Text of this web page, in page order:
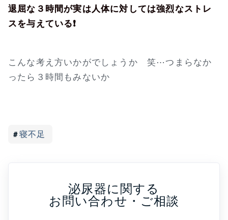
退屈な３時間が実は人体に対しては強烈なストレ
スを与えている❗
こんな考え方いかがでしょうか 笑⋯つまらなか
ったら３時間もみないか
寝不足
泌尿器に関する
お問い合わせ・ご相談